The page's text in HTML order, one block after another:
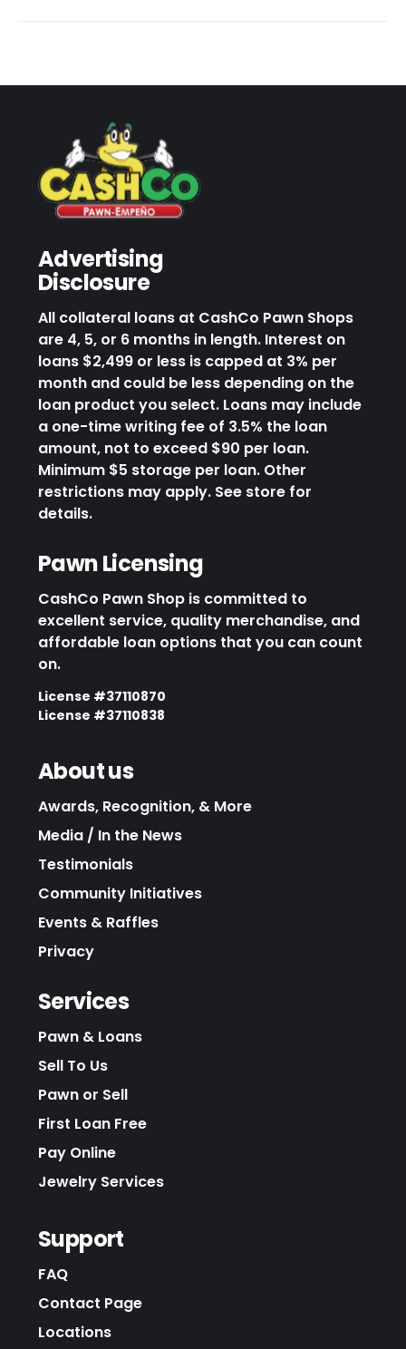
Advertising
Disclosure
All collateral loans at CashCo Pawn Shops
are 4, 5, or 6 months in length. Interest on
loans $2,499 or less is capped at 3% per
month and could be less depending on the
loan product you select. Loans may include
a one-time writing fee of 3.5% the loan
amount, not to exceed $90 per loan.
Minimum $5 storage per loan. Other
restrictions may apply. See store for
details.
Pawn Licensing
CashCo Pawn Shop is committed to
excellent service, quality merchandise, and
affordable loan options that you can count
on.
License #37110870
License #37110838
About us
Awards, Recognition, & More
Media / In the News
Testimonials
Community Initiatives
Events & Raffles
Privacy
Services
Pawn & Loans
Sell To Us
Pawn or Sell
First Loan Free
Pay Online
Jewelry Services
Support
FAQ
Contact Page
Locations